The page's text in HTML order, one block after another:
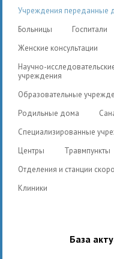
Учреждения переданные
Больницы
Госпитали
Женские консультации
Научно-исследовательские и научно-практические
учреждения
Образовательные
Родильные дома
Специализированные
Центры
Травмпункты
Отделения и станции
Клиники
База